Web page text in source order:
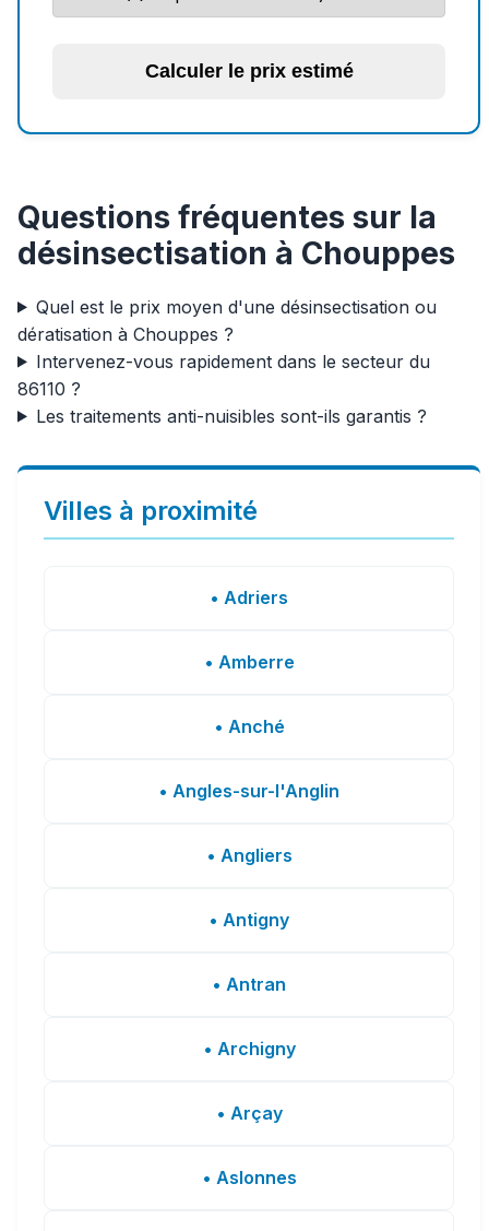
Calculer le prix estimé
Questions fréquentes sur la
désinsectisation à Chouppes
Quel est le prix moyen d'une désinsectisation ou
dératisation à Chouppes ?
Intervenez-vous rapidement dans le secteur du
86110 ?
Les traitements anti-nuisibles sont-ils garantis ?
Villes à proximité
• Adriers
• Amberre
• Anché
• Angles-sur-l'Anglin
• Angliers
• Antigny
• Antran
• Archigny
• Arçay
• Aslonnes